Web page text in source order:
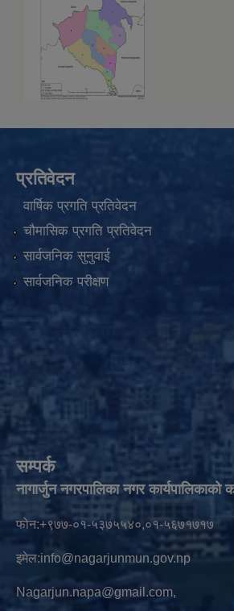
प्रतिवेदन
वार्षिक प्रगति प्रतिवेदन
चौमासिक प्रगति प्रतिवेदन
सार्वजनिक सुनुवाई
सार्वजनिक परीक्षण
सम्पर्क
नागार्जुन नगरपालिका नगर
फोन:+९७७-०१-५३७५५४०,०१-५६७१७१७
इमेल:info@nagarjunmun.gov.np
Nagarjun.napa@gmail.com,